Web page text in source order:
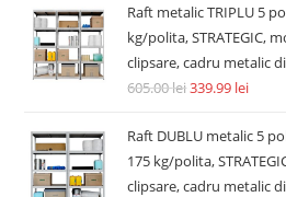
Raft metalic TRIPLU 5
kg/polita, STRATEGIC,
clipsare, cadru metalic
605.00lei339.99 lei
Raft DUBLU metalic 5
175 kg/polita,
clipsare, cadru metalic